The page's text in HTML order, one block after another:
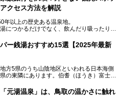
クセス方法を解説
年以上の歴史ある温泉地。
につかるだけでなく、飲んだり吸ったりし
。
認定されている「旅館大橋」を筆頭に歴史
入堂」などの観光スポットが充実。
メの「ラードン麺」など三朝ならではのグ
。
セスが容易なのも魅力。都市圏から離れて
ー銭湯おすすめ15選【2025年最新
方5県のうち山陰地区といわれる日本海側
の東隣にあります。伯耆（ほうき）富士と
など、地理的な見どころの多いエリアで
泉、三朝（みささ）温泉といった古くから
元湯温泉」は、鳥取の温かさに触れ